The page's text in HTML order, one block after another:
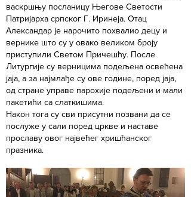
васкршњу посланицу Његове Светости
Патријарха српског Г. Иринеја. Отац
Александар је нарочито похвалио децу и
вернике што су у овако великом броју
приступили Светом Причешћу. После
Литургије су верницима подељена освећена
јаја, а за најмлађе су ове године, поред јаја,
од стране управе парохије подељени и мали
пакетићи са слаткишима.
Након тога су сви присутни позвани да се
послуже у сали поред цркве и наставе
прославу овог највећег хришћанског
празника.